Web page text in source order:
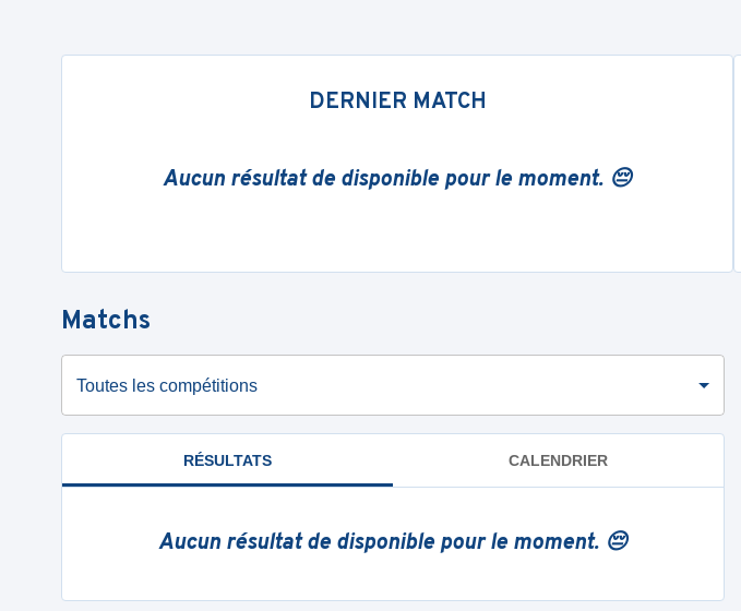
DERNIER MATCH
Aucun résultat de disponible pour le moment. 😔
Matchs
Toutes les compétitions
RÉSULTATS CALENDRIER
Aucun résultat de disponible pour le moment. 😔